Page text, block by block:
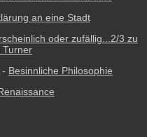
an eine Stadt
oder zufällig...2/3 zu
Turner
- Besinnliche Philosophie